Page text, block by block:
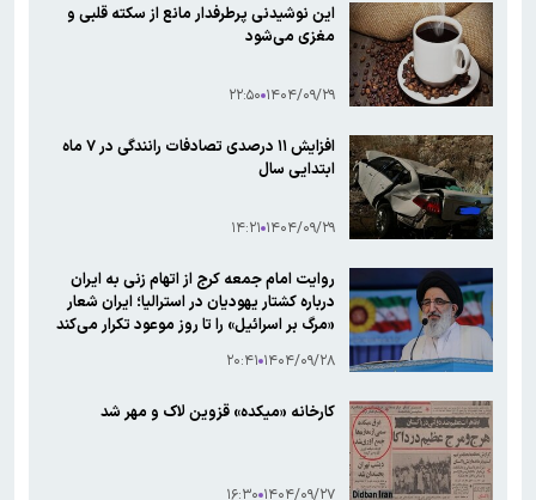
این نوشیدنی پرطرفدار مانع از سکته قلبی و
مغزی می‌شود
۱۴۰۴/۰۹/۲۹ ۲۲:۵۰
افزایش ۱۱ درصدی تصادفات رانندگی در ۷ ماه
ابتدایی سال
۱۴۰۴/۰۹/۲۹ ۱۴:۲۱
روایت امام جمعه کرج از اتهام زنی به ایران
درباره کشتار یهودیان در استرالیا؛ ایران شعار
«مرگ بر اسرائیل» را تا روز موعود تکرار می‌کند
۱۴۰۴/۰۹/۲۸ ۲۰:۴۱
کارخانه‌ «میکده» قزوین لاک و مهر شد
۱۴۰۴/۰۹/۲۷ ۱۶:۳۰